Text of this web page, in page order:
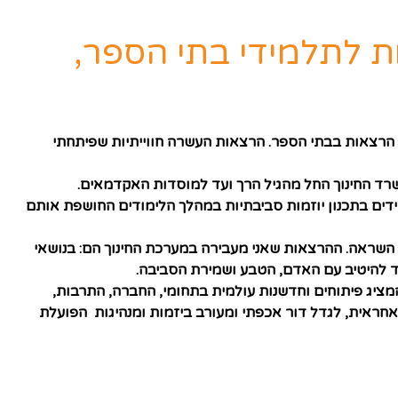
לתלמידי בתי הספר,
הרצאות בבתי הספר. הרצאות העשרה חווייתיות שפיתחתי
החינוך החל מהגיל הרך ועד למוסדות האקדמאים.
בתכנון יוזמות סביבתיות במהלך הלימודים החושפת אותם
השראה. ההרצאות שאני מעבירה במערכת החינוך הם: בנושאי
להיטיב עם האדם, הטבע ושמירת הסביבה.
פיתוחים וחדשנות עולמית בתחומי, החברה, התרבות,
לגדל דור אכפתי ומעורב ביזמות ומנהיגות הפועלת